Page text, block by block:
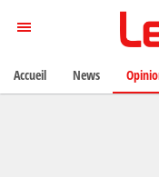
Accueil News